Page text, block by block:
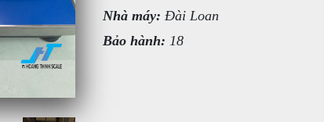
Nhà máy: Đài Loan
Bảo hành: 18